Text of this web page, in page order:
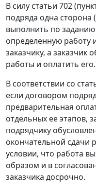
В силу статьи 702
подряда одна сторона
выполнить по заданию
определенную работу
заказчику, а заказчик
работы и оплатить его.
В соответствии со
если договором
предварительная
отдельных ее этапов,
подрядчику
окончательной сдачи
условии, что работа
образом и в
заказчика досрочно.